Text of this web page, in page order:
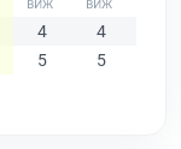
4 4
5 5